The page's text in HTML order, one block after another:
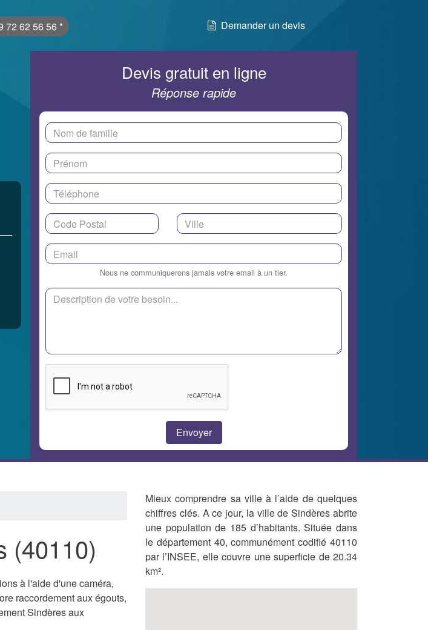
72 62 56 56 * Demander un devis
Devis gratuit en ligne
Réponse rapide
Nous ne communiquerons jamais votre email à un tier.
(40110)
à l'aide d'une caméra,
raccordement aux égouts,
Sindères aux
Mieux comprendre sa ville à l’aide de quelques
chiffres clés. A ce jour, la ville de Sindères abrite
une population de 185 d’habitants. Située dans
le département 40, communément codifié 40110
par l’INSEE, elle couvre une superficie de 20.34
km².